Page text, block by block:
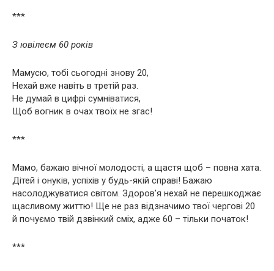
***
З ювілеєм 60 років
Мамусю, тобі сьогодні знову 20,
Нехай вже навіть в третій раз.
Не думай в цифрі сумніватися,
Щоб вогник в очах твоїх не згас!
***
Мамо, бажаю вічної молодості, а щастя щоб – повна хата.
Дітей і онуків, успіхів у будь-якій справі! Бажаю
насолоджуватися світом. Здоров’я нехай не перешкоджає
щасливому життю! Ще не раз відзначимо твої чергові 20
й почуємо твій дзвінкий сміх, адже 60 – тільки початок!
***